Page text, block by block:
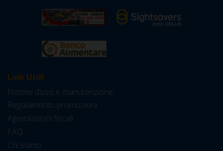
Link Utili
Norme d’uso e manutenzione
Regolamento promozioni
Agevolazioni fiscali
FAQ
Chi siamo